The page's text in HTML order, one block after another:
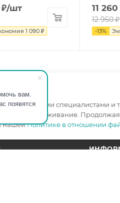
вам.
появятся
₽/шт
1 090₽
11 260
12 950₽
-13%
нашими специалистами и
и обслуживание.
нашейПолитике в отношении